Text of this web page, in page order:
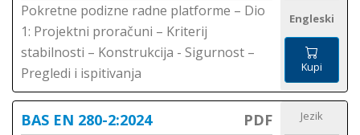
Pokretne podizne radne platforme – Dio
1: Projektni proračuni – Kriterij
stabilnosti – Konstrukcija - Sigurnost –
Pregledi i ispitivanja
Engleski
Kupi
BAS EN 280-2:2024 PDF Jezik